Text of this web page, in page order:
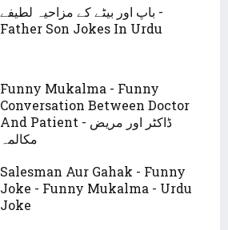
باپ اور بیٹے کے مزاحیہ لطیفے -
Father Son Jokes In Urdu
Funny Mukalma - Funny
Conversation Between Doctor
And Patient - ڈاکٹر اور مریض
مکالمہ
Salesman Aur Gahak - Funny
Joke - Funny Mukalma - Urdu
Joke